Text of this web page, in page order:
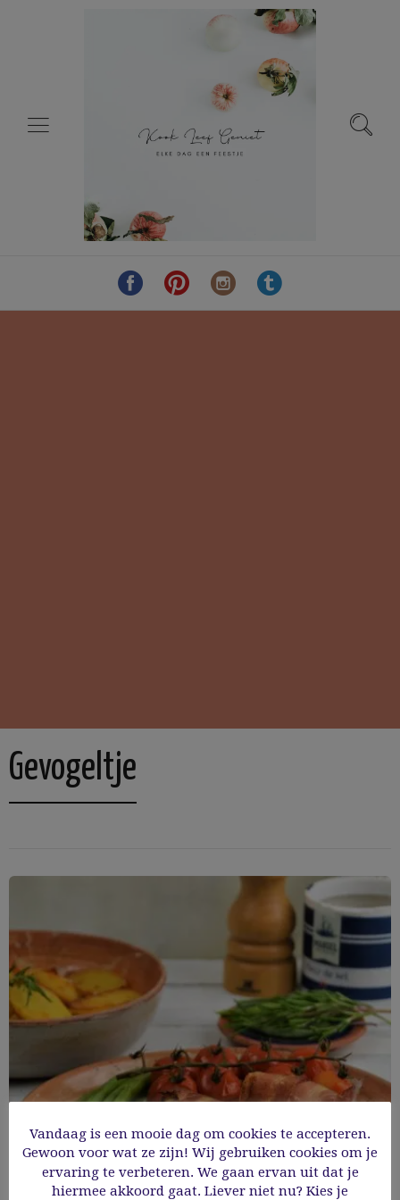
Gevogeltje
Kruidige kippakketjes
Vandaag is een mooie dag om cookies te accepteren.
Gewoon voor wat ze zijn! Wij gebruiken cookies om je
ervaring te verbeteren. We gaan ervan uit dat je
hiermee akkoord gaat. Liever niet nu? Kies je